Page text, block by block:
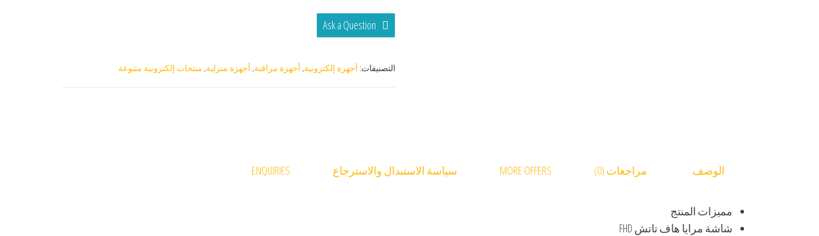
Ask a Question
التصنيفات: أجهزة إلكترونية, أجهزة مراقبة, أجهزة منزلية, منتجات إلكترونية متنوعة
الوصف مراجعات (0) MORE OFFERS سياسة الاستبدال والاسترجاع ENQUIRIES
مميزات المنتج
شاشة مرايا هاف تاتش FHD